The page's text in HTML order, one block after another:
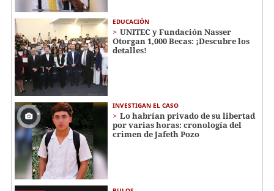
EDUCACIÓN
UNITEC y Fundación Nasser
Otorgan 1,000 Becas: ¡Descubre los
detalles!
INVESTIGAN EL CASO
Lo habrían privado de su libertad
por varias horas: cronología del
crimen de Jafeth Pozo